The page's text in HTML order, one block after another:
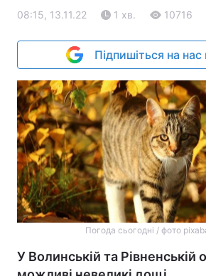
08:15, 13.11.22 1 хв. 10716
Підпишіться на
Погода сьогодні / фото
У Волинській та Рівненській